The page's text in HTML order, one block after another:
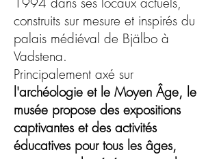
construits sur mesure et inspirés du
palais médiéval de Bjälbo à
Vadstena.
Principalement axé sur
l'archéologie et le Moyen Âge, le
musée propose des expositions
captivantes et des activités
éducatives pour tous les âges,